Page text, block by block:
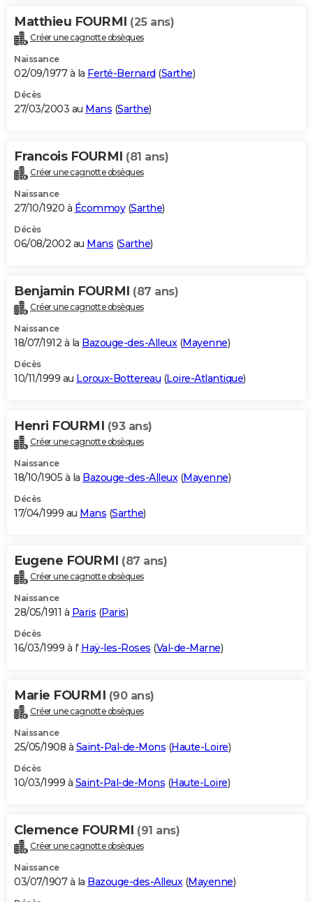
Matthieu FOURMI (25 ans)
Créer une cagnotte obsèques
Naissance
02/09/1977 à la Ferté-Bernard (Sarthe)
Décès
27/03/2003 au Mans (Sarthe)
Francois FOURMI (81 ans)
Créer une cagnotte obsèques
Naissance
27/10/1920 à Écommoy(Sarthe)
Décès
06/08/2002 au Mans (Sarthe)
Benjamin FOURMI (87 ans)
Créer une cagnotte obsèques
Naissance
18/07/1912 à la Bazouge-des-Alleux(Mayenne)
Décès
10/11/1999 au Loroux-Bottereau (Loire-Atlantique)
Henri FOURMI (93 ans)
Créer une cagnotte obsèques
Naissance
18/10/1905 à la Bazouge-des-Alleux(Mayenne)
Décès
17/04/1999 au Mans (Sarthe)
Eugene FOURMI (87 ans)
Créer une cagnotte obsèques
Naissance
28/05/1911 à Paris (Paris)
Décès
16/03/1999 à l' Haÿ-les-Roses (Val-de-Marne)
Marie FOURMI (90 ans)
Créer une cagnotte obsèques
Naissance
25/05/1908 à Saint-Pal-de-Mons (Haute-Loire)
Décès
10/03/1999 à Saint-Pal-de-Mons (Haute-Loire)
Clemence FOURMI (91 ans)
Créer une cagnotte obsèques
Naissance
03/07/1907 à la Bazouge-des-Alleux(Mayenne)